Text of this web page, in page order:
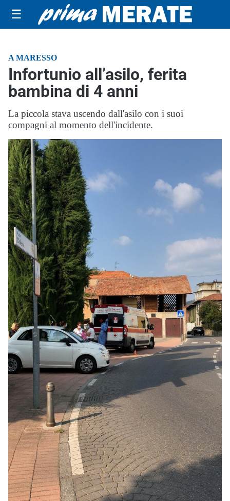
☰
A MARESSO
Infortunio all’asilo, ferita
bambina di 4 anni
La piccola stava uscendo dall'asilo con i suoi
compagni al momento dell'incidente.